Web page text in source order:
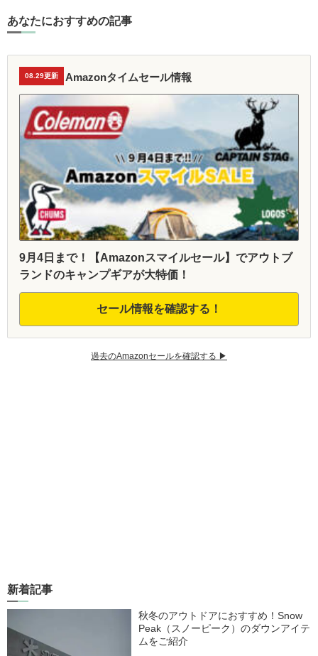
あなたにおすすめの記事
08.29更新 Amazonタイムセール情報
9月4日まで！【Amazonスマイルセール】でアウトブ
ランドのキャンプギアが大特価！
セール情報を確認する！
過去のAmazonセールを確認する ▶︎
新着記事
秋冬のアウトドアにおすすめ！Snow
Peak（スノーピーク）のダウンアイテ
ムをご紹介